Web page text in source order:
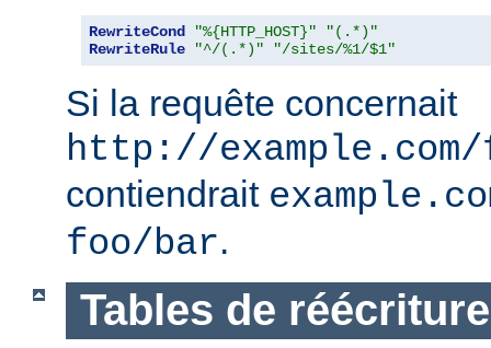
RewriteCond "%{HTTP_HOST}"
"(.*)"
RewriteRule
"^/(.*)" "/sites/%1/$1"
Si la requête concernait
http://
contiendrait
foo/bar.
Tables de réécriture